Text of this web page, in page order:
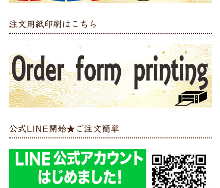
注文用紙印刷はこちら
公式LINE開始★ご注文簡単